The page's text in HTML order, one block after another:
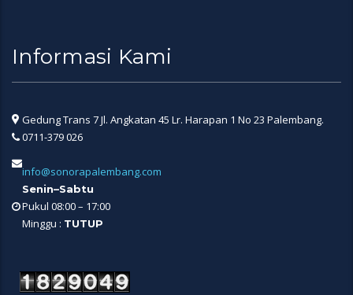
Informasi Kami
Gedung Trans 7 Jl. Angkatan 45 Lr. Harapan 1 No 23 Palembang.
0711-379 026
info@sonorapalembang.com
Senin–Sabtu
Pukul 08:00 – 17:00
Minggu : TUTUP